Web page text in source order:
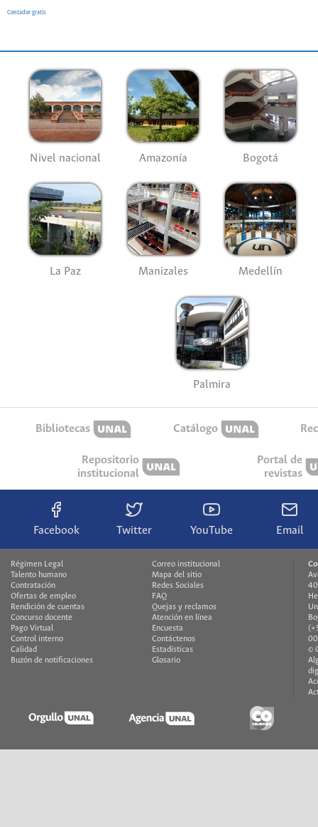
Contador gratis
Nivel nacional Amazonía Bogotá
La Paz Manizales Medellín
Palmira
Bibliotecas Catálogo
Repositorio
institucional
Portal de
revistas
Facebook Twitter YouTube Email
Régimen Legal
Talento humano
Contratación
Ofertas de empleo
Rendición de cuentas
Concurso docente
Pago Virtual
Control interno
Calidad
Buzón de notificaciones
Correo institucional
Mapa del sitio
Redes Sociales
FAQ
Quejas y reclamos
Atención en línea
Encuesta
Contáctenos
Estadísticas
Glosario
©